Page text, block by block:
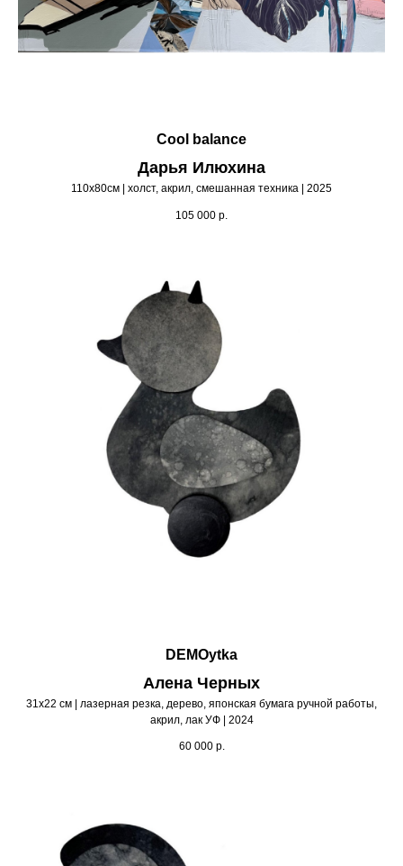
Cool balance
Дарья Илюхина
110х80см | холст, акрил, смешанная техника | 2025
105 000 р.
DEMOytka
Алена Черных
31х22 см | лазерная резка, дерево, японская бумага ручной работы,
акрил, лак УФ | 2024
60 000 р.